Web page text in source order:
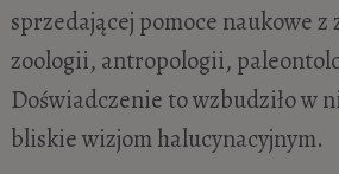
sprzedającej pomoce naukowe
zoologii, antropologii,
Doświadczenie to wzbudziło w
bliskie wizjom halucynacyjnym.